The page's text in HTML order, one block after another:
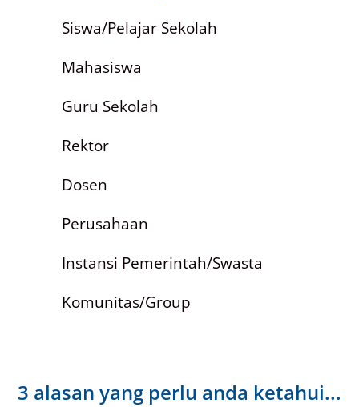
Siswa/Pelajar Sekolah
Mahasiswa
Guru Sekolah
Rektor
Dosen
Perusahaan
Instansi Pemerintah/Swasta
Komunitas/Group
3 alasan yang perlu anda ketahui...